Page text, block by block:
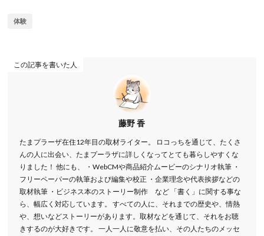
体験
この記事を書いた人
藤野 香
たまプラーザ在住12年目の取材ライター。 ロコっちを通じて、たくさ
んの人に出会い、たまプーラザに詳しくなってとても暮らしやすくな
りました！ 他にも、 ・WebCMや商品紹介ムービーのシナリオ執筆 ・
フリーペーパーの執筆および編集や校正 ・企業理念や代表挨拶などの
取材執筆 ・ビジネス本のストーリー制作 など 「書く」に関する事な
ら、幅広く対応しています。 すべての人に、それまでの歴史や、情熱
や、想いなどストーリーがあります。取材などを通じて、それをお聴
きするのが大好きです。 一人一人に敬意を払い、その人たちのメッセ